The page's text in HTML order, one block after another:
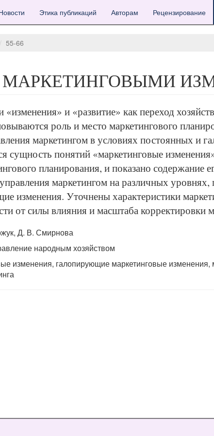
Этика публикаций Авторам Рецензирование
55-66
МАРКЕТИНГОВЫМИ
«изменения» и «развитие» как переход
роль и место маркетингового
маркетингом в условиях постоянных и
сущность понятий «маркетинговые
планирования, и показано содержание
маркетингом на различных
изменения. Уточнены характеристики
от силы влияния и масштаба корректировки
Д. В. Смирнова
народным хозяйством
изменения, галопирующие маркетинговые изменения,